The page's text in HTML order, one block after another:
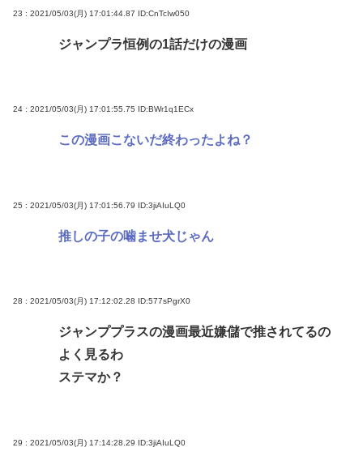
23 : 2021/05/03(月) 17:01:44.87 ID:CnTcIw050
ジャンプラ恒例の1話だけの漫画
24 : 2021/05/03(月) 17:01:55.75 ID:BWr1q1ECx
この漫画こないだ終わったよね？
25 : 2021/05/03(月) 17:01:56.79 ID:3jiAIuLQ0
推しの子の噛ませ犬じゃん
28 : 2021/05/03(月) 17:12:02.28 ID:577sPgrX0
ジャンププラスの漫画最近嫌儲で推されてるの
よく見るわ
ステマか？
29 : 2021/05/03(月) 17:14:28.29 ID:3jiAIuLQ0